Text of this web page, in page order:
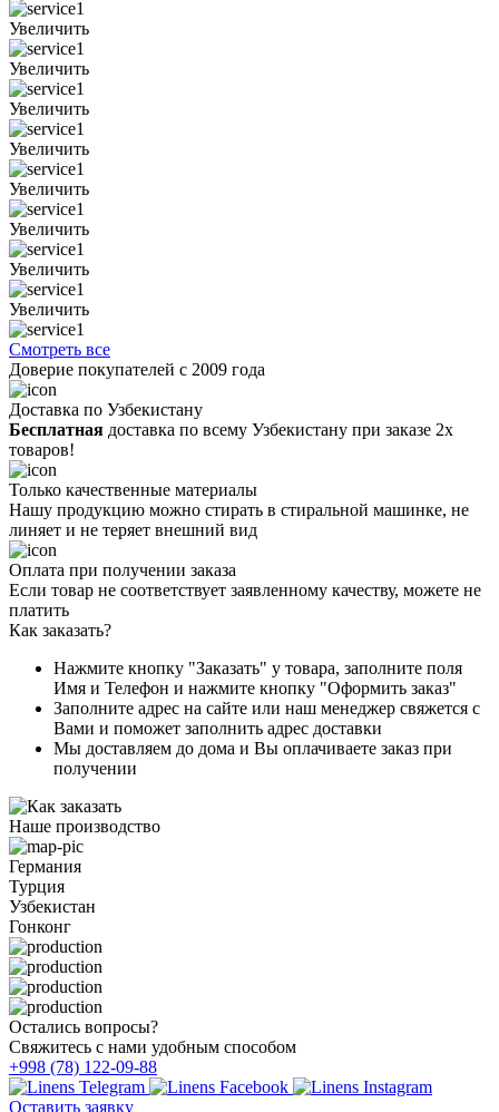
Увеличить
Увеличить
Увеличить
Увеличить
Увеличить
Увеличить
Увеличить
Увеличить
Смотреть все
Доверие покупателей с 2009 года
Доставка по Узбекистану
Бесплатная доставка по всему Узбекистану при заказе 2х
товаров!
Только качественные материалы
Нашу продукцию можно стирать в стиральной машинке, не
линяет и не теряет внешний вид
Оплата при получении заказа
Если товар не соответствует заявленному качеству, можете не
платить
Как заказать?
Нажмите кнопку "Заказать" у товара, заполните поля
Имя и Телефон и нажмите кнопку "Оформить заказ"
Заполните адрес на сайте или наш менеджер свяжется с
Вами и поможет заполнить адрес доставки
Мы доставляем до дома и Вы оплачиваете заказ при
получении
Наше производство
Германия
Турция
Узбекистан
Гонконг
Остались вопросы?
Свяжитесь с нами удобным способом
+998 (78) 122-09-88
Оставить заявку